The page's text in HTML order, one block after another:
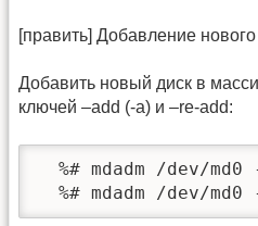
[править] Добавление нового
Добавить новый диск в
ключей –add (-a) и –re-add:
%# mdadm /dev/md0
%# mdadm /dev/md0